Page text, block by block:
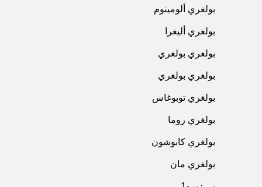
بولغري ألومينوم
بولغري أليغرا
بولغري بولغري
بولغري بولغري
بولغري توبوغاس
بولغري روما
بولغري كابوشون
بولغري مان